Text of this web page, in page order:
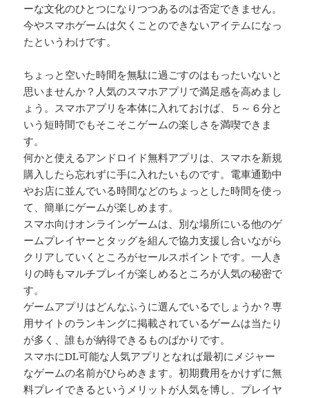
ーな文化のひとつになりつつあるのは否定できません。
今やスマホゲームは欠くことのできないアイテムになっ
たというわけです。
ちょっと空いた時間を無駄に過ごすのはもったいないと
思いませんか？人気のスマホアプリで満足感を高めまし
ょう。スマホアプリを本体に入れておけば、５～６分と
いう短時間でもそこそこゲームの楽しさを満喫できま
す。
何かと使えるアンドロイド無料アプリは、スマホを新規
購入したら忘れずに手に入れたいものです。電車通勤中
やお店に並んでいる時間などのちょっとした時間を使っ
て、簡単にゲームが楽しめます。
スマホ向けオンラインゲームは、別な場所にいる他のゲ
ームプレイヤーとタッグを組んで協力支援し合いながら
クリアしていくところがセールスポイントです。一人き
りの時もマルチプレイが楽しめるところが人気の秘密で
す。
ゲームアプリはどんなふうに選んでいるでしょうか？専
用サイトのランキングに掲載されているゲームは当たり
が多く、誰もが納得できるものばかりです。
スマホにDL可能な人気アプリとなれば最初にメジャー
なゲームの名前がひらめきます。初期費用をかけずに無
料プレイできるというメリットが人気を博し、プレイヤ